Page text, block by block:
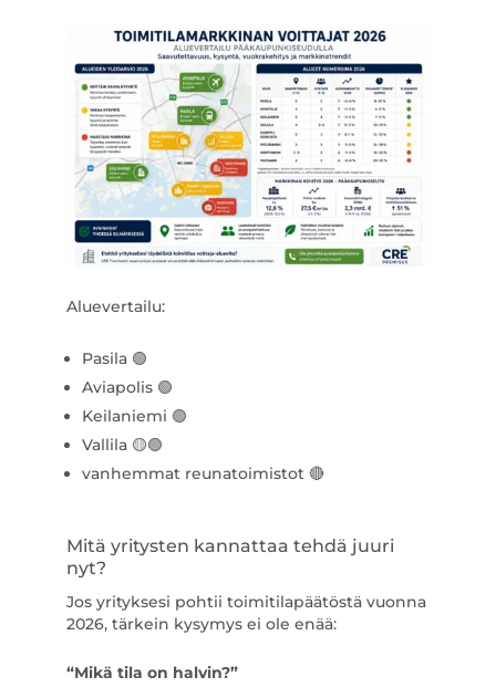
Aluevertailu:
Pasila 🟢
Aviapolis 🟢
Keilaniemi 🟢
Vallila 🟡🟢
vanhemmat reunatoimistot 🔴
Mitä yritysten kannattaa tehdä juuri
nyt?
Jos yrityksesi pohtii toimitilapäätöstä vuonna
2026, tärkein kysymys ei ole enää:
“Mikä tila on halvin?”